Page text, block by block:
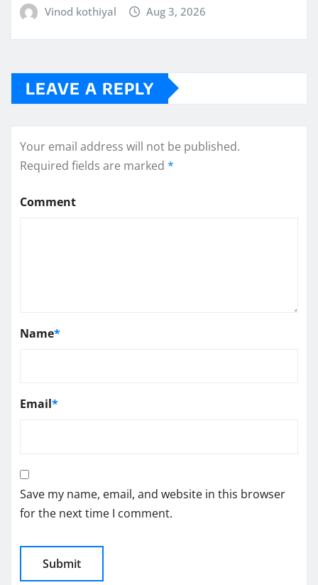
Vinod kothiyal Aug 3, 2026
LEAVE A REPLY
Your email address will not be published.
Required fields are marked *
Comment
Name*
Email*
Save my name, email, and website in this browser
for the next time I comment.